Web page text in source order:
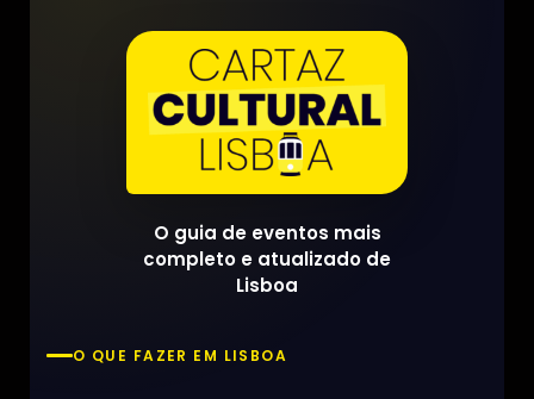
O guia de eventos mais
completo e atualizado de
Lisboa
O QUE FAZER EM LISBOA